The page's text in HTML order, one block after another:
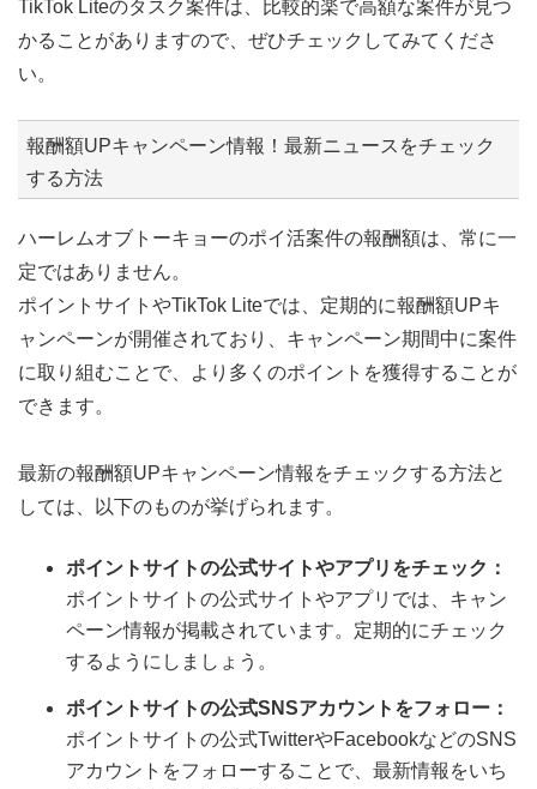
TikTok Liteのタスク案件は、比較的楽で高額な案件が見つ
かることがありますので、ぜひチェックしてみてくださ
い。
報酬額UPキャンペーン情報！最新ニュースをチェック
する方法
ハーレムオブトーキョーのポイ活案件の報酬額は、常に一
定ではありません。
ポイントサイトやTikTok Liteでは、定期的に報酬額UPキ
ャンペーンが開催されており、キャンペーン期間中に案件
に取り組むことで、より多くのポイントを獲得することが
できます。
最新の報酬額UPキャンペーン情報をチェックする方法と
しては、以下のものが挙げられます。
ポイントサイトの公式サイトやアプリをチェック：
ポイントサイトの公式サイトやアプリでは、キャン
ペーン情報が掲載されています。定期的にチェック
するようにしましょう。
ポイントサイトの公式SNSアカウントをフォロー：
ポイントサイトの公式TwitterやFacebookなどのSNS
アカウントをフォローすることで、最新情報をいち